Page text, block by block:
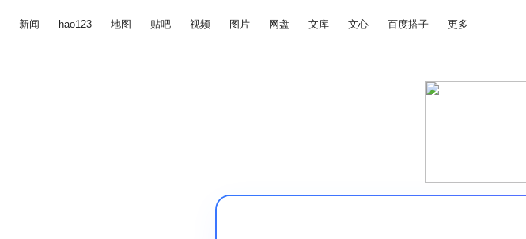
新闻 hao123 地图 贴吧 视频 图片 网盘 文库 文心 百度搭子 更多